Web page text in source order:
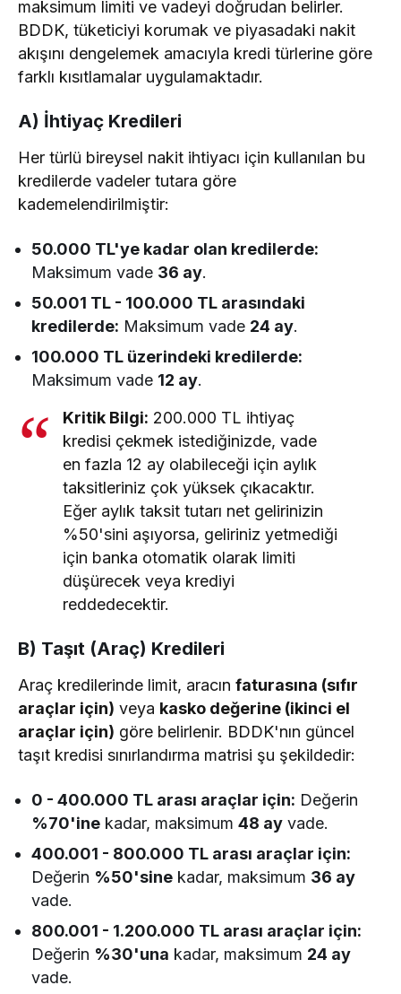
maksimum limiti ve vadeyi doğrudan belirler.
BDDK, tüketiciyi korumak ve piyasadaki nakit
akışını dengelemek amacıyla kredi türlerine göre
farklı kısıtlamalar uygulamaktadır.
A) İhtiyaç Kredileri
Her türlü bireysel nakit ihtiyacı için kullanılan bu
kredilerde vadeler tutara göre
kademelendirilmiştir:
50.000 TL'ye kadar olan kredilerde:
Maksimum vade 36 ay.
50.001 TL - 100.000 TL arasındaki
kredilerde: Maksimum vade 24 ay.
100.000 TL üzerindeki kredilerde:
Maksimum vade 12 ay.
Kritik Bilgi: 200.000 TL ihtiyaç
kredisi çekmek istediğinizde, vade
en fazla 12 ay olabileceği için aylık
taksitleriniz çok yüksek çıkacaktır.
Eğer aylık taksit tutarı net gelirinizin
%50'sini aşıyorsa, geliriniz yetmediği
için banka otomatik olarak limiti
düşürecek veya krediyi
reddedecektir.
B) Taşıt (Araç) Kredileri
Araç kredilerinde limit, aracınfaturasına (sıfır
araçlar için) veya kasko değerine (ikinci el
araçlar için) göre belirlenir. BDDK'nın güncel
taşıt kredisi sınırlandırma matrisi şu şekildedir:
0 - 400.000 TL arası araçlar için: Değerin
%70'ine kadar, maksimum48 ay vade.
400.001 - 800.000 TL arası araçlar için:
Değerin %50'sine kadar, maksimum 36 ay
vade.
800.001 - 1.200.000 TL arası araçlar için:
Değerin %30'una kadar, maksimum 24 ay
vade.